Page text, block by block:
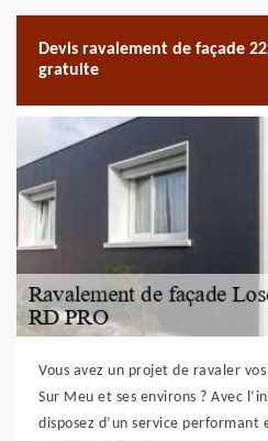
Devis ravalement de façade
gratuite
Vous avez un projet de ravaler
Sur Meu et ses environs ? Avec
disposez d’un service